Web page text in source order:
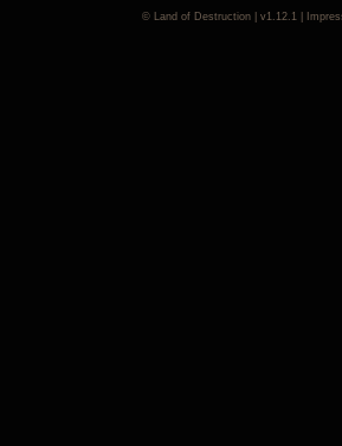
© Land of Destruction| v1.12.1 |